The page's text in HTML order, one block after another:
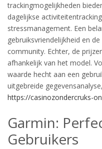
trackingmogelijkheden
dagelijkse
stressmanagement. Een
gebruiksvriendelijkheid en
community. Echter, de
afhankelijk van het model.
waarde hecht aan een
uitgebreide
https://casinozondercruks-
Garmin:
Gebruikers